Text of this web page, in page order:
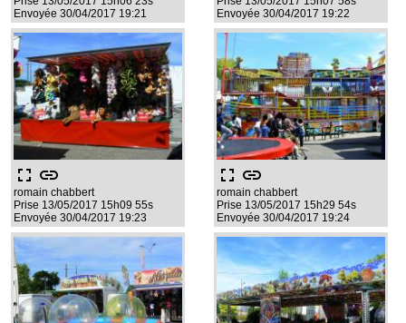
Envoyée 30/04/2017 19:21
Envoyée 30/04/2017 19:22
fullscreen link
romain chabbert
Prise 13/05/2017 15h09 55s
Envoyée 30/04/2017 19:23
fullscreen link
romain chabbert
Prise 13/05/2017 15h29 54s
Envoyée 30/04/2017 19:24